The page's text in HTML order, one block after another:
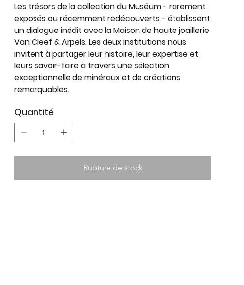
Les trésors de la collection du Muséum - rarement
exposés ou récemment redécouverts - établissent
un dialogue inédit avec la Maison de haute joaillerie
Van Cleef & Arpels. Les deux institutions nous
invitent à partager leur histoire, leur expertise et
leurs savoir-faire à travers une sélection
exceptionnelle de minéraux et de créations
remarquables.
Quantité
Rupture de stock